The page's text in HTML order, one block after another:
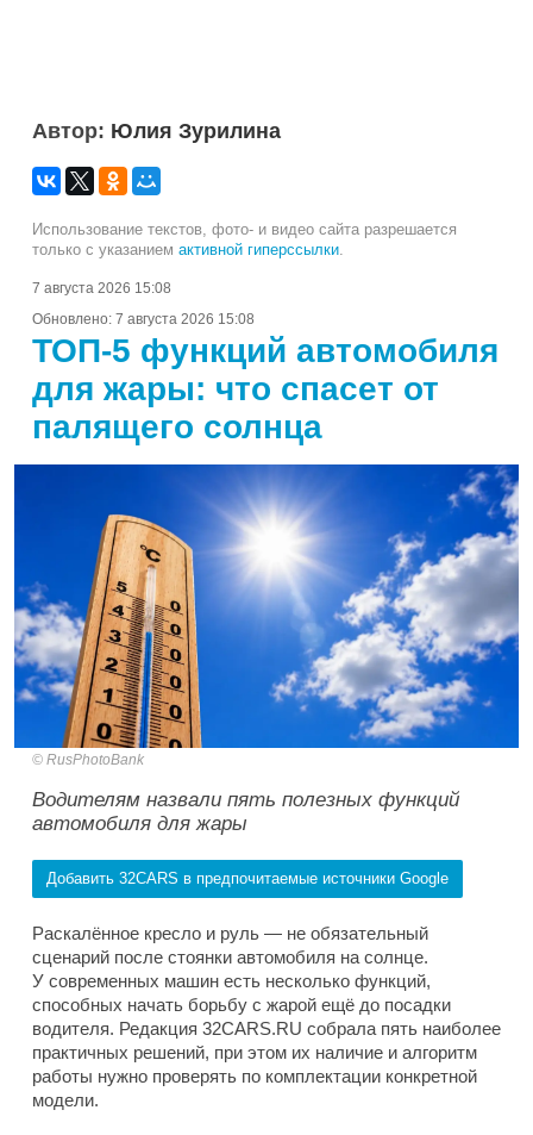
Автор: Юлия Зурилина
Использование текстов, фото- и видео сайта разрешается
только с указанием активной гиперссылки
7 августа 2026 15:08
Обновлено: 7 августа 2026 15:08
ТОП-5 функций автомобиля
для жары: что спасет от
палящего солнца
RusPhotoBank
Водителям назвали пять полезных функций
автомобиля для жары
Добавить 32CARS в предпочитаемые источники Google
Раскалённое кресло и руль — не обязательный
сценарий после стоянки автомобиля на солнце.
У современных машин есть несколько функций,
способных начать борьбу с жарой ещё до посадки
водителя. Редакция 32CARS.RU собрала пять наиболее
практичных решений, при этом их наличие и алгоритм
работы нужно проверять по комплектации конкретной
модели.